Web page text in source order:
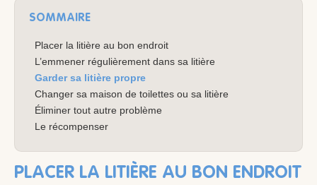
SOMMAIRE
Placer la litière au bon endroit
L’emmener régulièrement dans sa litière
Garder sa litière propre
Changer sa maison de toilettes ou sa litière
Éliminer tout autre problème
Le récompenser
PLACER LA LITIÈRE AU BON ENDROIT